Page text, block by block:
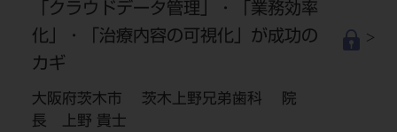
「クラウドデータ管理」・「業務効率
化」・「治療内容の可視化」が成功の
カギ
大阪府茨木市 茨木上野兄弟歯科 院
長 上野 貴士